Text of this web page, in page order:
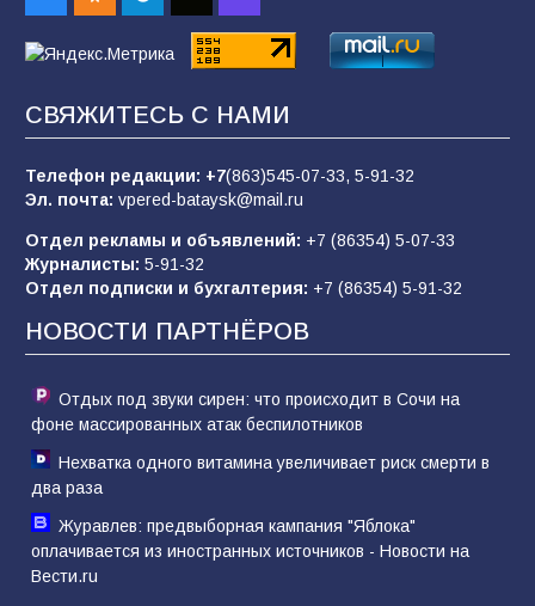
заявления Киева о мобилизации — это
отчаяние, а не разведка
80 02.08.2026
Батайчане привезли 20 наград с областных
соревнований
75 06.08.2026
СВЯЖИТЕСЬ С НАМИ
Телефон редакции: +7(863)545-07-33, 5-91-32
Эл. почта: vpered-bataysk@mail.ru
Отдел рекламы и объявлений: +7 (86354) 5-07-33
Журналисты: 5-91-32
Отдел подписки и бухгалтерия: +7 (86354) 5-91-32
НОВОСТИ ПАРТНЁРОВ
Отдых под звуки сирен: что происходит в Сочи на
фоне массированных атак беспилотников
Нехватка одного витамина увеличивает риск смерти в
два раза
Журавлев: предвыборная кампания "Яблока"
оплачивается из иностранных источников - Новости на
Вести.ru